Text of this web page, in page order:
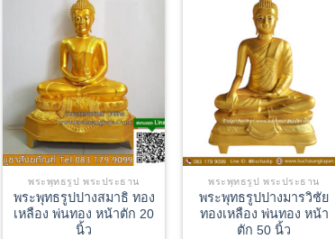
พระพุทธรูป พระประธาน
พระพุทธรูปปางสมาธิ ทอง
เหลือง พ่นทอง หน้าตัก 20
นิ้ว
พระพุทธรูป พระประธาน
พระพุทธรูปปางมารวิชัย
ทองเหลือง พ่นทอง หน้า
ตัก 50 นิ้ว